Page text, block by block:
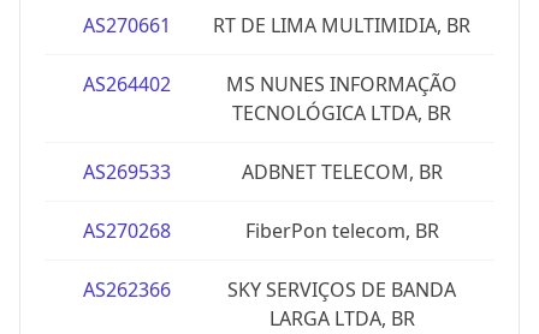
AS270661 RT DE LIMA MULTIMIDIA, BR
AS264402
MS NUNES INFORMAÇÃO
TECNOLÓGICA LTDA, BR
AS269533 ADBNET TELECOM, BR
AS270268 FiberPon telecom, BR
AS262366
SKY SERVIÇOS DE BANDA
LARGA LTDA, BR